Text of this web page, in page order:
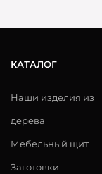
КАТАЛОГ
Наши изделия из
дерева
Мебельный щит
Заготовки